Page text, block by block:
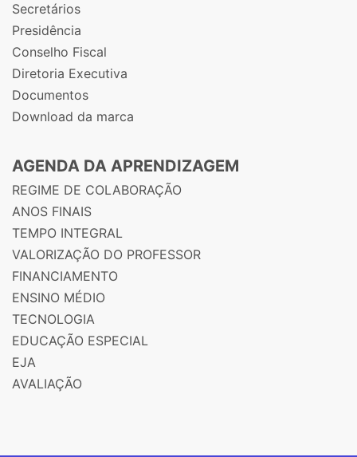
Secretários
Presidência
Conselho Fiscal
Diretoria Executiva
Documentos
Download da marca
AGENDA DA APRENDIZAGEM
REGIME DE COLABORAÇÃO
ANOS FINAIS
TEMPO INTEGRAL
VALORIZAÇÃO DO PROFESSOR
FINANCIAMENTO
ENSINO MÉDIO
TECNOLOGIA
EDUCAÇÃO ESPECIAL
EJA
AVALIAÇÃO